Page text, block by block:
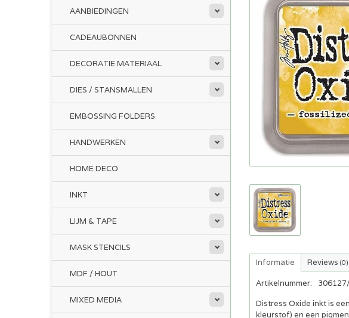
AANBIEDINGEN
CADEAUBONNEN
DECORATIE MATERIAAL
DIES / STANSMALLEN
EMBOSSING FOLDERS
HANDWERKEN
HOME DECO
INKT
LIJM & TAPE
MASK STENCILS
MDF / HOUT
MIXED MEDIA
Informatie Reviews (0)
Artikelnummer:
Distress Oxide inkt is
kleurstof) en een